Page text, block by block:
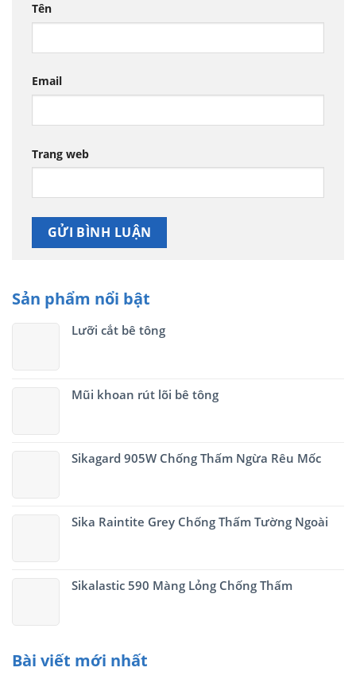
Tên
Email
Trang web
Sản phẩm nổi bật
Lưỡi cắt bê tông
Mũi khoan rút lõi bê tông
Sikagard 905W Chống Thấm Ngừa Rêu Mốc
Sika Raintite Grey Chống Thấm Tường Ngoài
Sikalastic 590 Màng Lỏng Chống Thấm
Bài viết mới nhất